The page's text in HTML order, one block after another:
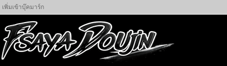
เพิ่มเข้าบุ๊คมาร์ก